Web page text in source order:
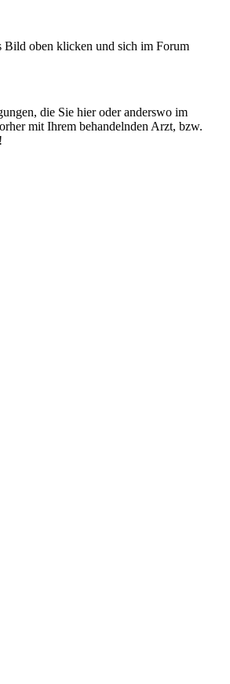
Bild oben klicken und sich im Forum
die Sie hier oder anderswo im
mit Ihrem behandelnden Arzt, bzw.